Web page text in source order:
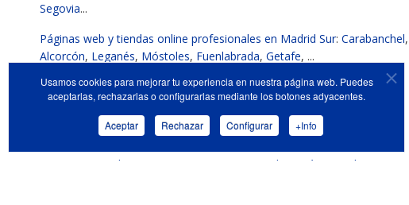
Usamos cookies para mejorar tu experiencia en nuestra página web. Puedes
aceptarlas, rechazarlas o configurarlas mediante los botones adyacentes.
Aceptar Rechazar Configurar +Info
Segovia...
Páginas web y tiendas online profesionales en Madrid Sur: Carabanchel,
Alcorcón, Leganés, Móstoles, Fuenlabrada, Getafe, ...
Diseño de páginas web para alojamientos rurales
Diseño de logos, vinilos, tarjetas de visita, posters, flyers, folletos,
documentación interna...
Optimizamos el posicionamiento SEO y GEO de tu página web